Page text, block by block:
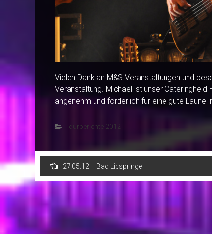
Vielen Dank an M&S Veranstaltungen und
Veranstaltung. Michael ist unser
angenehm und förderlich für eine gute Laune
Tourberichte 2012
Post
navigation
27.05.12 – Bad Lipspringe